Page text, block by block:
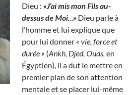
Dieu : «J’ai mis mon Fils au-
dessus de Moi…» Dieu parle à
l’homme et lui explique que
pour lui donner « vie, force et
durée » (Ankh, Djed, Ouas, en
Égyptien), il a dut le mettre en
premier plan de son attention
mentale et se placer lui-même